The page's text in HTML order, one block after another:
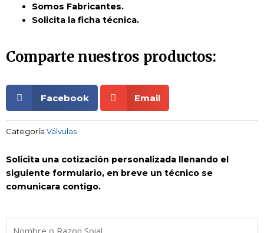
Somos Fabricantes.
Solicita la ficha técnica.
Comparte nuestros productos:
Facebook Email
Categoría Válvulas
Solicita una cotización personalizada llenando el
siguiente formulario, en breve un técnico se
comunicara contigo.